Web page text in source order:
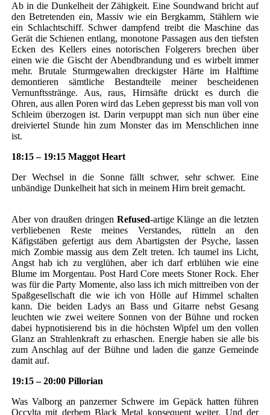
Ab in die Dunkelheit der Zähigkeit. Eine Soundwand bricht auf
den Betretenden ein, Massiv wie ein Bergkamm, Stählern wie
ein Schlachtschiff. Schwer dampfend treibt die Maschine das
Gerät die Schienen entlang, monotone Passagen aus den tiefsten
Ecken des Kellers eines notorischen Folgerers brechen über
einen wie die Gischt der Abendbrandung und es wirbelt immer
mehr. Brutale Sturmgewalten dreckigster Härte im Halftime
demontieren sämtliche Bestandteile meiner bescheidenen
Vernunftsstränge. Aus, raus, Hirnsäfte drückt es durch die
Ohren, aus allen Poren wird das Leben gepresst bis man voll von
Schleim überzogen ist. Darin verpuppt man sich nun über eine
dreiviertel Stunde hin zum Monster das im Menschlichen inne
ist.
18:15 – 19:15 Maggot Heart
Der Wechsel in die Sonne fällt schwer, sehr schwer. Eine
unbändige Dunkelheit hat sich in meinem Hirn breit gemacht.
Aber von draußen dringen Refused-artige Klänge an die letzten
verbliebenen Reste meines Verstandes, rütteln an den
Käfigstäben gefertigt aus dem Abartigsten der Psyche, lassen
mich Zombie massig aus dem Zelt treten. Ich taumel ins Licht,
Angst hab ich zu verglühen, aber ich darf erblühen wie eine
Blume im Morgentau. Post Hard Core meets Stoner Rock. Eher
was für die Party Momente, also lass ich mich mittreiben von der
Spaßgesellschaft die wie ich von Hölle auf Himmel schalten
kann. Die beiden Ladys an Bass und Gitarre nebst Gesang
leuchten wie zwei weitere Sonnen von der Bühne und rocken
dabei hypnotisierend bis in die höchsten Wipfel um den vollen
Glanz an Strahlenkraft zu erhaschen. Energie haben sie alle bis
zum Anschlag auf der Bühne und laden die ganze Gemeinde
damit auf.
19:15 – 20:00 Pillorian
Was Valborg an panzerner Schwere im Gepäck hatten führen
Occvlta mit derbem Black Metal konsequent weiter. Und der